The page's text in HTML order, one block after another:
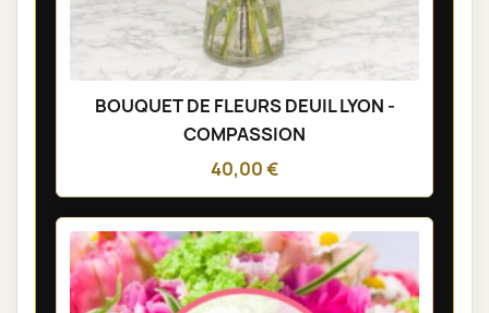
BOUQUET DE FLEURS DEUIL LYON -
COMPASSION
40,00 €